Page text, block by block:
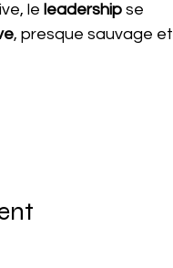
le leadership se
, presque sauvage et